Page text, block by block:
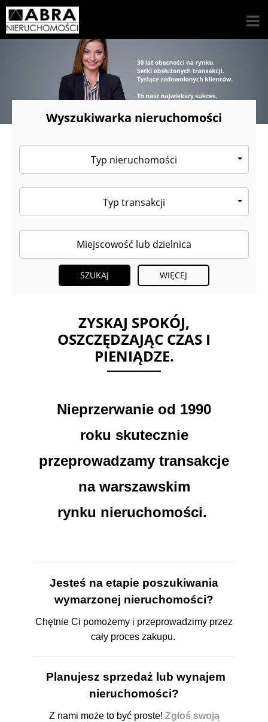
Wyszukiwarka nieruchomości
Typ nieruchomości
Typ transakcji
WIĘCEJ
ZYSKAJ SPOKÓJ,
OSZCZĘDZAJĄC CZAS I
PIENIĄDZE.
Nieprzerwanie od 1990
roku skutecznie
przeprowadzamy transakcje
na warszawskim
rynku nieruchomości.
Jesteś na etapie poszukiwania
wymarzonej nieruchomości?
Chętnie Ci pomożemy i przeprowadzimy przez
cały proces zakupu.
Planujesz sprzedaż lub wynajem
nieruchomości?
Z nami może to być proste! Zgłoś swoją